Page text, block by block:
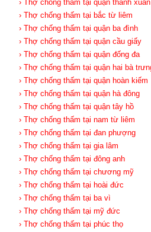
› Thợ chống thấm tại quận thanh xuân
› Thợ chống thấm tại bắc từ liêm
› Thợ chống thấm tại quận ba đình
› Thợ chống thấm tại quận cầu giấy
› Thợ chống thấm tại quận đống đa
› Thợ chống thấm tại quận hai bà
› Thợ chống thấm tại quận hoàn kiếm
› Thợ chống thấm tại quận hà đông
› Thợ chống thấm tại quận tây hồ
› Thợ chống thấm tại nam từ liêm
› Thợ chống thấm tại đan phượng
› Thợ chống thấm tại gia lâm
› Thợ chống thấm tại đông anh
› Thợ chống thấm tại chương mỹ
› Thợ chống thấm tại hoài đức
› Thợ chống thấm tại ba vì
› Thợ chống thấm tại mỹ đức
› Thợ chống thấm tại phúc thọ